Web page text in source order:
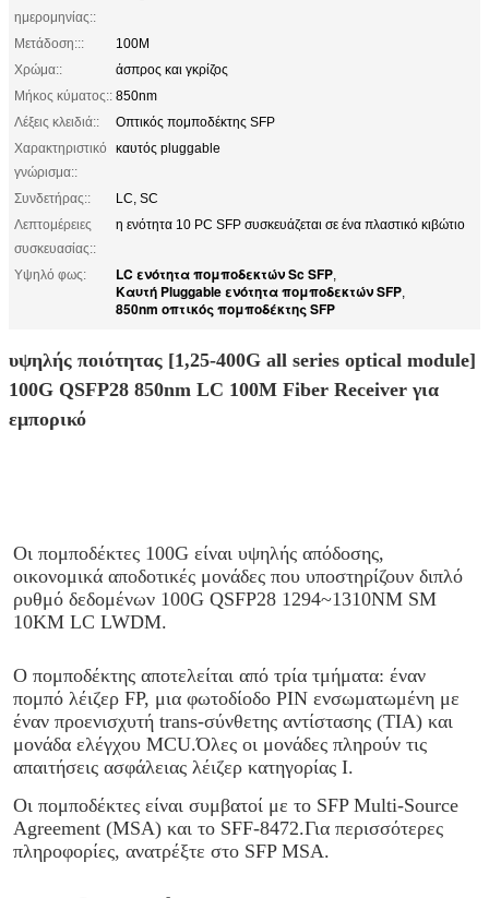
ημερομηνίας::
Μετάδοση:::
100M
Χρώμα::
άσπρος και γκρίζος
Μήκος κύματος:: 850nm
Λέξεις κλειδιά::
Οπτικός πομποδέκτης SFP
Χαρακτηριστικό
γνώρισμα::
καυτός pluggable
Συνδετήρας::
LC, SC
Λεπτομέρειες
συσκευασίας::
η ενότητα 10 PC SFP συσκευάζεται σε ένα πλαστικό κιβώτιο
Υψηλό φως: LC ενότητα πομποδεκτών Sc SFP,
Καυτή Pluggable ενότητα πομποδεκτών SFP,
850nm οπτικός πομποδέκτης SFP
υψηλής ποιότητας [1,25-400G all series optical module]
100G QSFP28 850nm LC 100M Fiber Receiver για
εμπορικό
Οι πομποδέκτες 100G είναι υψηλής απόδοσης,
ρυθμό δεδομένων 100G QSFP28 1294~1310NM SM
10KM LC LWDM.